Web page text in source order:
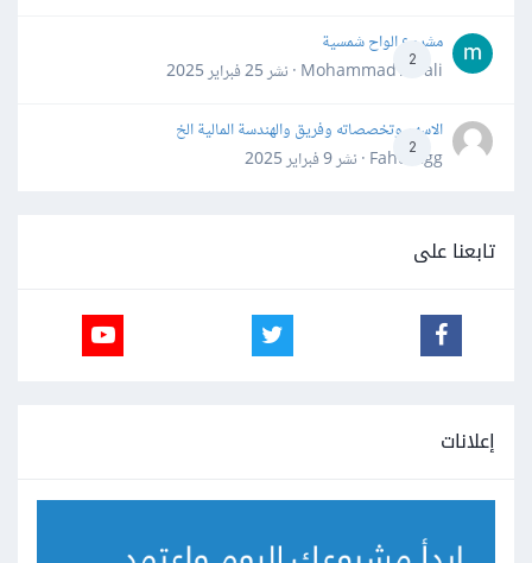
2
مشروع الواح شمسية
Mohammad Awali · نشر
25 فبراير 2025
2
الاسهم وتخصصاته وفريق والهندسة المالية الخ
Fahd Ggg · نشر
9 فبراير 2025
تابعنا على
إعلانات